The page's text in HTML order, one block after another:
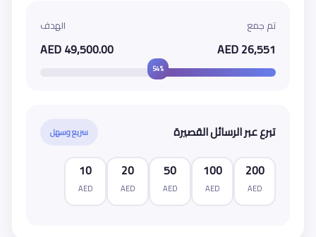
تم جمع الهدف
26,551 AED
49,500.00 AED
54%
تبرع عبر الرسائل القصيرة سريع وسهل
200
AED
100
AED
50
AED
20
AED
10
AED